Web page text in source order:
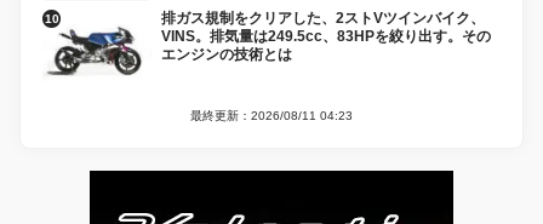
排ガス規制をクリアした、2ストVツインバイク、
VINS。排気量は249.5cc、83HPを絞り出す。その
エンジンの技術とは
最終更新：2026/08/11 04:23